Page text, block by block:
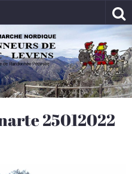
25012022